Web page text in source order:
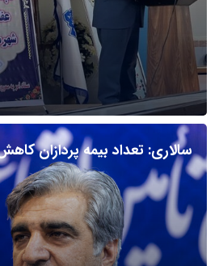
سالاری: تعداد بیمه پردازان